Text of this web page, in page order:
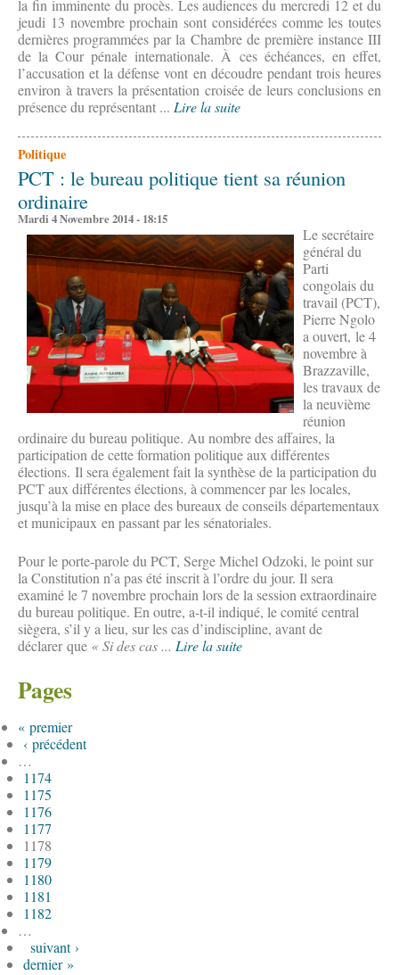
la fin imminente du procès. Les audiences du mercredi 12 et du
jeudi 13 novembre prochain sont considérées comme les toutes
dernières programmées par la Chambre de première instance III
de la Cour pénale internationale. À ces échéances, en effet,
l’accusation et la défense vont en découdre pendant trois heures
environ à travers la présentation croisée de leurs conclusions en
présence du représentant ... Lire la suite
Politique
PCT : le bureau politique tient sa réunion
ordinaire
Mardi 4 Novembre 2014 - 18:15
Le secrétaire
général du
Parti
congolais du
travail (PCT),
Pierre Ngolo
a ouvert, le 4
novembre à
Brazzaville,
les travaux de
la neuvième
réunion
ordinaire du bureau politique. Au nombre des affaires, la
participation de cette formation politique aux différentes
élections. Il sera également fait la synthèse de la participation du
PCT aux différentes élections, à commencer par les locales,
jusqu’à la mise en place des bureaux de conseils départementaux
et municipaux en passant par les sénatoriales.
Pour le porte-parole du PCT, Serge Michel Odzoki, le point sur
la Constitution n’a pas été inscrit à l’ordre du jour. Il sera
examiné le 7 novembre prochain lors de la session extraordinaire
du bureau politique. En outre, a-t-il indiqué, le comité central
siègera, s’il y a lieu, sur les cas d’indiscipline, avant de
déclarer que « Si des cas ... Lire la suite
Pages
« premier
‹ précédent
…
1174
1175
1176
1177
1178
1179
1180
1181
1182
…
suivant ›
dernier »